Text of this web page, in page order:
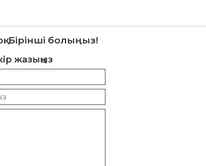
Бірінші болыңыз!
жазыңыз